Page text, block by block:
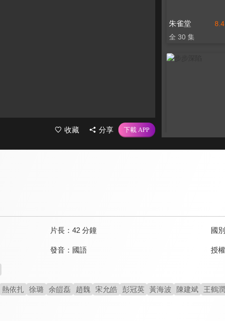
收藏 分享
8.4
朱雀堂
全 30 集
全 24 集
片長： 42 分鐘 國
發音： 國語 授
熱依扎 徐璐 余皚磊 趙魏 宋允皓 彭冠英 黃海波 陳建斌 王鶴潤